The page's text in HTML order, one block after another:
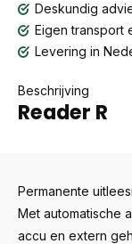
Deskundig
Eigen transport
Levering in
Beschrijving
Reader R
Permanente
Met automatische
accu en extern